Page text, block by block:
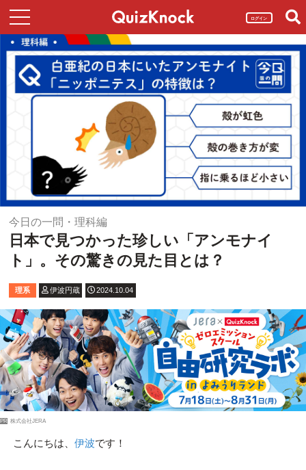
ログイン
今日の一問・理科編
日本で見つかった珍しい「アンモナイ
ト」。その驚きの見た目とは？
理系 伊波円蔵 2024.10.04
PR 株式会社JERA
こんにちは、 伊波です！